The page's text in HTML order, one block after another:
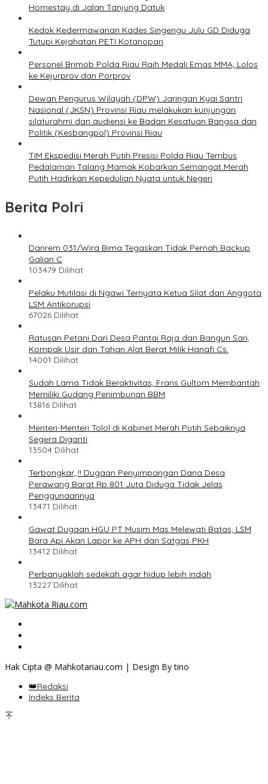
Homestay di Jalan Tanjung Datuk
Kedok Kedermawanan Kades Singengu Julu GD Diduga
Tutupi Kejahatan PETI Kotanopan
Personel Brimob Polda Riau Raih Medali Emas MMA, Lolos
ke Kejurprov dan Porprov
Dewan Pengurus Wilayah (DPW) Jaringan Kyai Santri
Nasional (JKSN) Provinsi Riau melakukan kunjungan
silaturahmi dan audiensi ke Badan Kesatuan Bangsa dan
Politik (Kesbangpol) Provinsi Riau
TIM Ekspedisi Merah Putih Presisi Polda Riau Tembus
Pedalaman Talang Mamak Kobarkan Semangat Merah
Putih Hadirkan Kepedulian Nyata untuk Negeri
Berita Polri
Danrem 031/Wira Bima Tegaskan Tidak Pernah Backup
Galian C
103479 Dilihat
Pelaku Mutilasi di Ngawi Ternyata Ketua Silat dan Anggota
LSM Antikorupsi
67026 Dilihat
Ratusan Petani Dari Desa Pantai Raja dan Bangun Sari,
Kompak Usir dan Tahan Alat Berat Milik Hanafi Cs.
14001 Dilihat
Sudah Lama Tidak Beraktivitas, Frans Gultom Membantah
Memiliki Gudang Penimbunan BBM
13816 Dilihat
Menteri-Menteri Tolol di Kabinet Merah Putih Sebaiknya
Segera Diganti
13504 Dilihat
Terbongkar,,!! Dugaan Penyimpangan Dana Desa
Perawang Barat Rp 801 Juta Diduga Tidak Jelas
Penggunaannya
13471 Dilihat
Gawat Dugaan HGU PT Musim Mas Melewati Batas, LSM
Bara Api Akan Lapor ke APH dan Satgas PKH
13412 Dilihat
Perbanyaklah sedekah agar hidup lebih indah
13227 Dilihat
Hak Cipta @ Mahkotariau.com | Design By tino
👑Redaksi
Indeks Berita